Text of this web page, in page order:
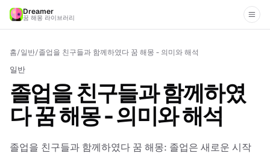
Dreamer
꿈 해몽 라이브러리
홈/일반/졸업을 친구들과 함께하였다 꿈 해몽 - 의미와 해석
일반
졸업을 친구들과 함께하였
다 꿈 해몽 - 의미와 해석
졸업을 친구들과 함께하였다 꿈 해몽: 졸업은 새로운 시작